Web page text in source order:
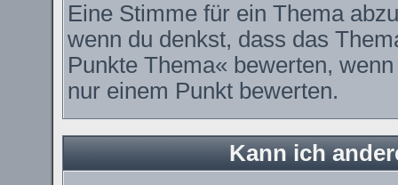
Eine Stimme für ein Thema
wenn du denkst, dass das
Punkte Thema« bewerten,
nur einem Punkt bewerten.
Kann ich